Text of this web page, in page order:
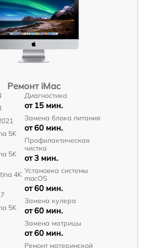
Ремонт iMac
5K
5K
4K
5K
Диагностика
от 15 мин.
Замена блока питания
от 60 мин.
Профилактическая
чистка
от 3 мин.
Установка системы
macOS
от 60 мин.
Замена кулера
от 60 мин.
Замена матрицы
от 60 мин.
Ремонт материнской